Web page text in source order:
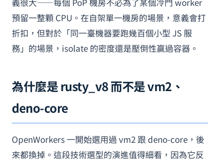
預留一整顆 CPU。在自架單一機房的場景，意義會打
折扣，但對於「同一臺機器要跑幾百個小型 JS 服
務」的場景，isolate 的密度還是壓倒性贏過容器。
為什麼是 rusty_v8 而不是 vm2、
deno-core
OpenWorkers 一開始選用過 vm2 跟 deno-core，後
來都換掉。這段技術選型的演進值得細看，因為它反